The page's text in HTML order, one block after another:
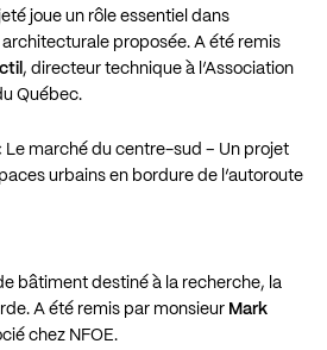
joue un rôle essentiel dans
architecturale proposée. A été remis
, directeur technique à l’Association
Québec.
Le marché du centre-sud – Un projet
urbains en bordure de l’autoroute
bâtiment destiné à la recherche, la
A été remis par monsieur Mark
chez NFOE.